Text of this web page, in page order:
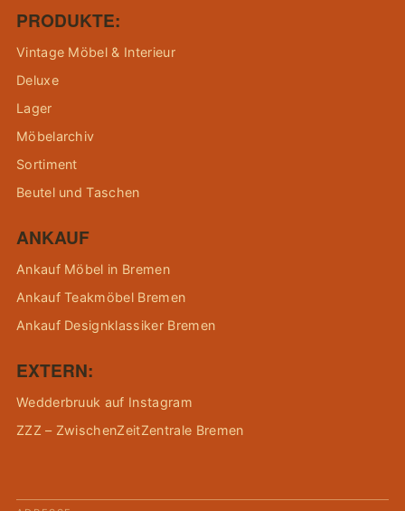
PRODUKTE:
Vintage Möbel & Interieur
Deluxe
Lager
Möbelarchiv
Sortiment
Beutel und Taschen
ANKAUF
Ankauf Möbel in Bremen
Ankauf Teakmöbel Bremen
Ankauf Designklassiker Bremen
EXTERN:
Wedderbruuk auf Instagram
ZZZ – ZwischenZeitZentrale Bremen